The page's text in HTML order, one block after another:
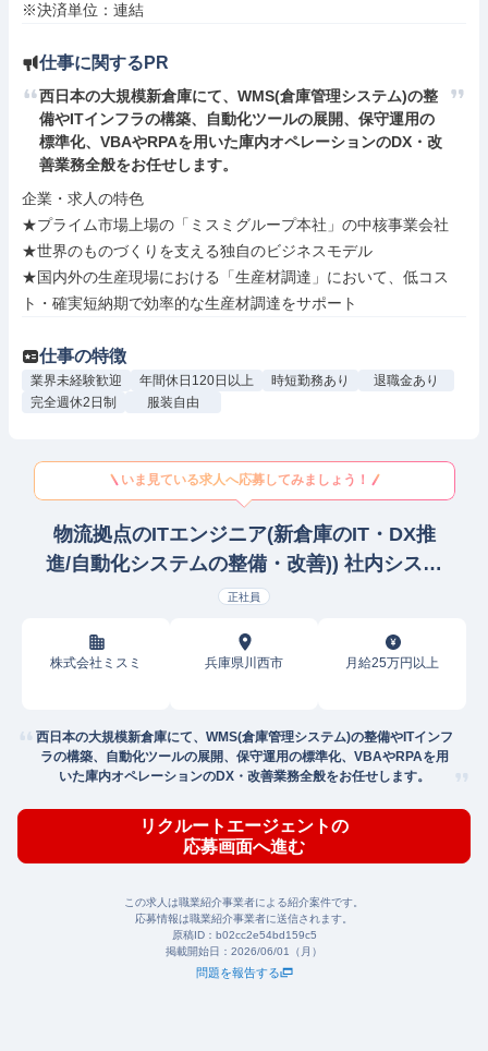
※決済単位：連結
仕事に関するPR
西日本の大規模新倉庫にて、WMS(倉庫管理システム)の整
備やITインフラの構築、自動化ツールの展開、保守運用の
標準化、VBAやRPAを用いた庫内オペレーションのDX・改
善業務全般をお任せします。
企業・求人の特色
★プライム市場上場の「ミスミグループ本社」の中核事業会社
★世界のものづくりを支える独自のビジネスモデル
★国内外の生産現場における「生産材調達」において、低コス
ト・確実短納期で効率的な生産材調達をサポート
仕事の特徴
業界未経験歓迎 年間休日120日以上 時短勤務あり
退職金あり
完全週休2日制
服装自由
いま見ている求人へ応募してみましょう！
物流拠点のITエンジニア(新倉庫のIT・DX推
進/自動化システムの整備・改善)) 社内システ
ムエンジニア
正社員
株式会社ミスミ 兵庫県川西市 月給25万円以上
西日本の大規模新倉庫にて、WMS(倉庫管理システム)の整備やITインフ
ラの構築、自動化ツールの展開、保守運用の標準化、VBAやRPAを用
いた庫内オペレーションのDX・改善業務全般をお任せします。
リクルートエージェントの
応募画面へ進む
この求人は職業紹介事業者による紹介案件です。
応募情報は職業紹介事業者に送信されます。
原稿ID： b02cc2e54bd159c5
掲載開始日： 2026/06/01（月）
問題を報告する